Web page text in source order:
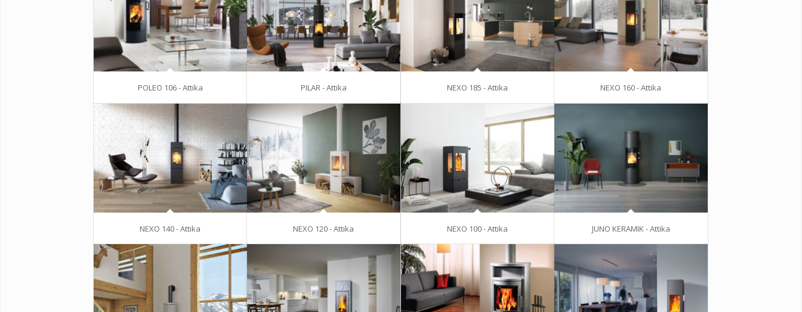
POLEO 106 - Attika PILAR - Attika NEXO 185 - Attika NEXO 160 - Attika
NEXO 140 - Attika NEXO 120 - Attika NEXO 100 - Attika JUNO KERAMIK - Attika